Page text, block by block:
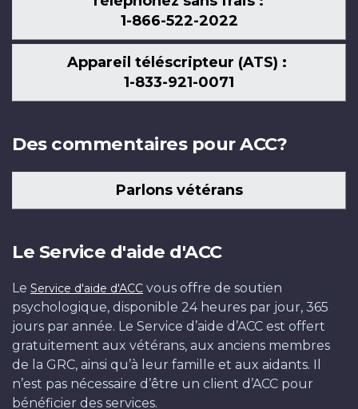
1-866-522-2022
Appareil téléscripteur (ATS) :
1-833-921-0071
Des commentaires pour ACC?
Parlons vétérans
Le Service d'aide d'ACC
Le Service d'aide d'ACC vous offre de soutien
psychologique, disponible 24 heures par jour, 365
jours par année. Le Service d’aide d’ACC est offert
gratuitement aux vétérans, aux anciens membres
de la GRC, ainsi qu’à leur famille et aux aidants. Il
n’est pas nécessaire d’être un client d’ACC pour
bénéficier des services.